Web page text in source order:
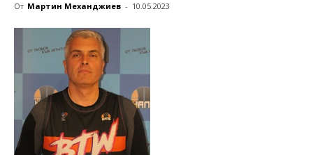
От Мартин Механджиев - 10.05.2023